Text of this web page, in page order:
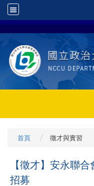
首頁 徵才與實習
【徵才】安永聯
招募